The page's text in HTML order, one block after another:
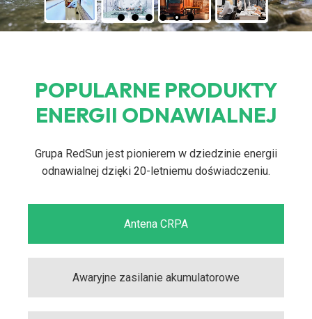
POPULARNE PRODUKTY
ENERGII ODNAWIALNEJ
Grupa RedSun jest pionierem w dziedzinie energii
odnawialnej dzięki 20-letniemu doświadczeniu.
Antena CRPA
Awaryjne zasilanie akumulatorowe